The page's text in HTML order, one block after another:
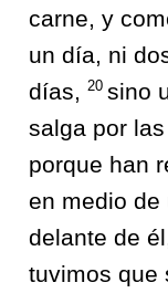
carne, y
un día, ni
días,
20 sino
salga por
porque han
en medio de
delante de
tuvimos que